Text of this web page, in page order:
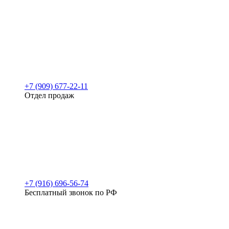
+7 (909) 677-22-11
Отдел продаж
+7 (916) 696-56-74
Бесплатный звонок по РФ